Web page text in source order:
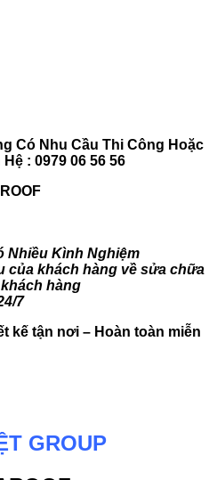
Có Nhu Cầu Thi Công Hoặc
: 0979 06 56 56
Nhiều Kình Nghiệm
của khách hàng về sửa chữa
hàng
7
kế tận nơi – Hoàn toàn miễn
GROUP